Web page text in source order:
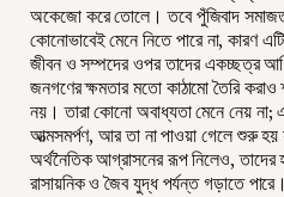
অকেজো করে তোলে। তবে পুঁজিবাদ
কোনোভাবেই মেনে নিতে পারে না, কারণ
জীবন ও সম্পদের ওপর তাদের একচ্ছত্র
জনগণের ক্ষমতার মতো কাঠামো তৈরি
নয়। তারা কোনো অবাধ্যতা মেনে নেয় না;
আত্মসমর্পণ, আর তা না পাওয়া গেলে শুরু
অর্থনৈতিক আগ্রাসনের রূপ নিলেও, তাদের
রাসায়নিক ও জৈব যুদ্ধ পর্যন্ত গড়াতে পারে।